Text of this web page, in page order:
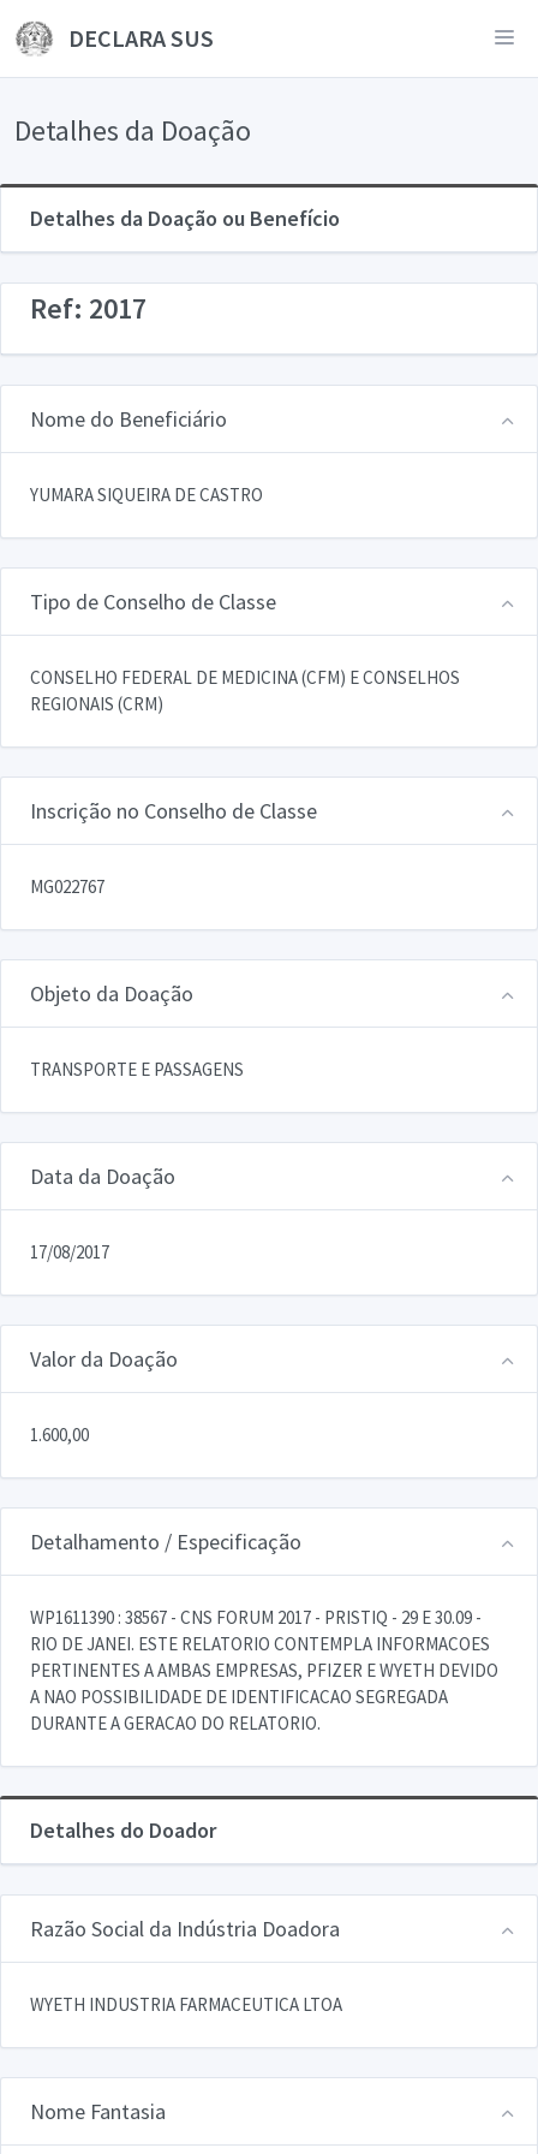
DECLARA SUS
Detalhes da Doação
Detalhes da Doação ou Benefício
Ref: 2017
Nome do Beneficiário
YUMARA SIQUEIRA DE CASTRO
Tipo de Conselho de Classe
CONSELHO FEDERAL DE MEDICINA (CFM) E CONSELHOS
REGIONAIS (CRM)
Inscrição no Conselho de Classe
MG022767
Objeto da Doação
TRANSPORTE E PASSAGENS
Data da Doação
17/08/2017
Valor da Doação
1.600,00
Detalhamento / Especificação
WP1611390 : 38567 - CNS FORUM 2017 - PRISTIQ - 29 E 30.09 -
RIO DE JANEI. ESTE RELATORIO CONTEMPLA INFORMACOES
PERTINENTES A AMBAS EMPRESAS, PFIZER E WYETH DEVIDO
A NAO POSSIBILIDADE DE IDENTIFICACAO SEGREGADA
DURANTE A GERACAO DO RELATORIO.
Detalhes do Doador
Razão Social da Indústria Doadora
WYETH INDUSTRIA FARMACEUTICA LTOA
Nome Fantasia